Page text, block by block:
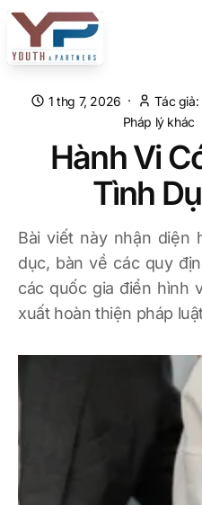
Chuyển đến nội dung chính
1 thg 7, 2026 · Tác giả:
Pháp lý khác
Hành Vi
Tình
Bài viết này nhận diện
dục, bàn về các quy
các quốc gia điển hình
xuất hoàn thiện pháp